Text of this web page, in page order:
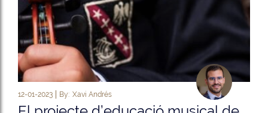
12-01-2023 By: Xavi Andrés